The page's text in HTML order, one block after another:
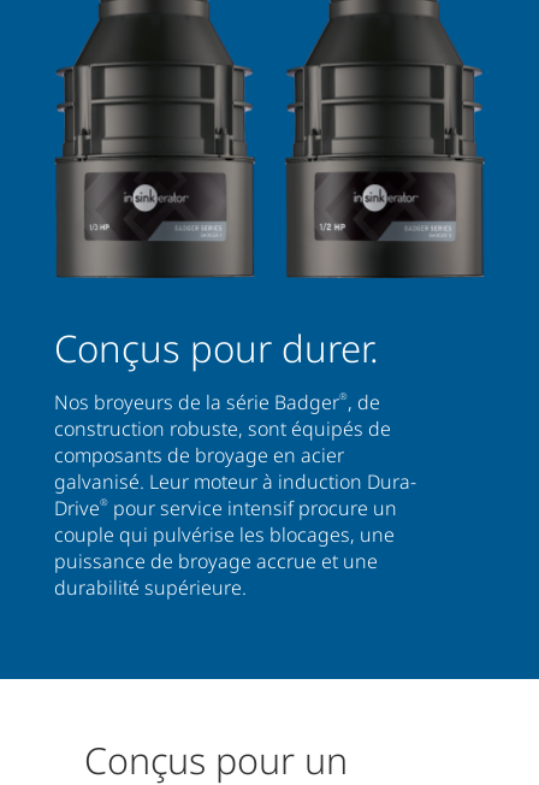
Conçus pour durer.
Nos broyeurs de la série Badger®, de
construction robuste, sont équipés de
composants de broyage en acier
galvanisé. Leur moteur à induction Dura-
Drive®pour service intensif procure un
couple qui pulvérise les blocages, une
puissance de broyage accrue et une
durabilité supérieure.
Conçus pour un